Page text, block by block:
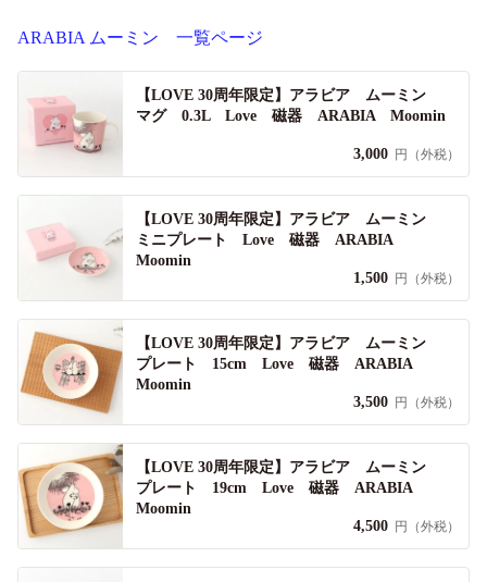
ARABIA ムーミン 一覧ページ
【LOVE 30周年限定】アラビア ムーミン
マグ 0.3L Love 磁器 ARABIA Moomin
3,000 円（外税）
【LOVE 30周年限定】アラビア ムーミン
ミニプレート Love 磁器 ARABIA
Moomin
1,500 円（外税）
【LOVE 30周年限定】アラビア ムーミン
プレート 15cm Love 磁器 ARABIA
Moomin
3,500 円（外税）
【LOVE 30周年限定】アラビア ムーミン
プレート 19cm Love 磁器 ARABIA
Moomin
4,500 円（外税）